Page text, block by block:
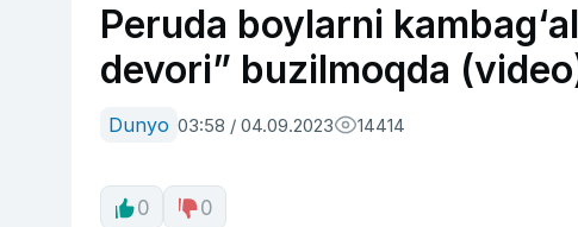
Peruda boylarni
devori” buzilmoqda
Dunyo 03:58 / 04.09.2023 14414
0 0